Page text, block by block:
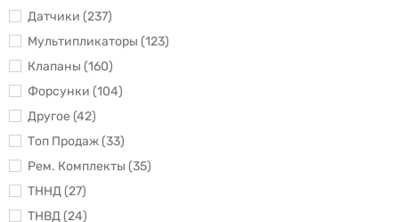
Датчики (237)
Мультипликаторы (123)
Клапаны (160)
Форсунки (104)
Другое (42)
Топ Продаж (33)
Рем. Комплекты (35)
ТННД (27)
ТНВД (24)